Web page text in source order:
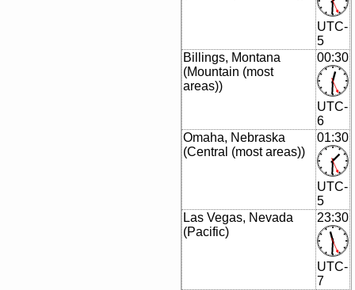
UTC-
5
Billings, Montana
(Mountain (most
areas))
00:30
UTC-
6
Omaha, Nebraska
(Central (most areas))
01:30
UTC-
5
Las Vegas, Nevada
(Pacific)
23:30
UTC-
7